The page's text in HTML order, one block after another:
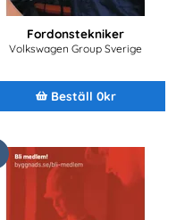
Fordonstekniker
Volkswagen Group Sverige
Beställ 0kr